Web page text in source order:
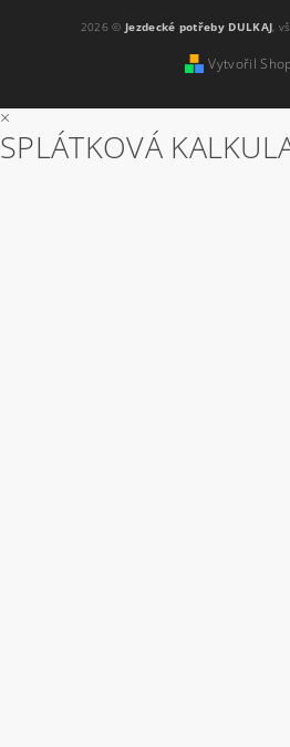
2026 © Jezdecké potřeby DULKAJ,
Vytvořil
×
SPLÁTKOVÁ